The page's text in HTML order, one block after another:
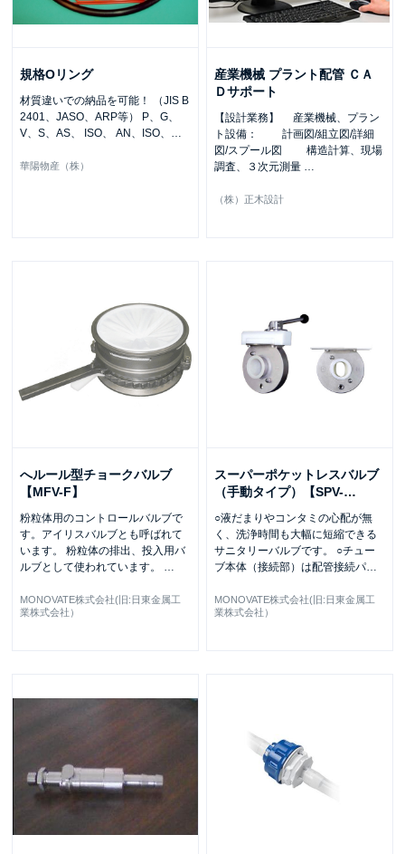
規格Oリング
材質違いでの納品を可能！ （JIS B
2401、JASO、ARP等） P、G、
V、S、AS、 ISO、 AN、ISO、 …
華陽物産（株）
産業機械 プラント配管 ＣＡ
Ｄサポート
【設計業務】 産業機械、プラン
ト設備： 計画図/組立図/詳細
図/スプール図 構造計算、現場
調査、３次元測量 …
（株）正木設計
へルール型チョークバルブ
【MFV-F】
粉粒体用のコントロールバルブで
す。アイリスバルブとも呼ばれて
います。 粉粒体の排出、投入用バ
ルブとして使われています。
MONOVATE株式会社(旧:日東金属工
業株式会社）
スーパーポケットレスバルブ
（手動タイプ）【SPV-…
○液だまりやコンタミの心配が無
く、洗浄時間も大幅に短縮できる
サニタリーバルブです。 ○チュー
ブ本体（接続部）は配管接続パ…
MONOVATE株式会社(旧:日東金属工
業株式会社）